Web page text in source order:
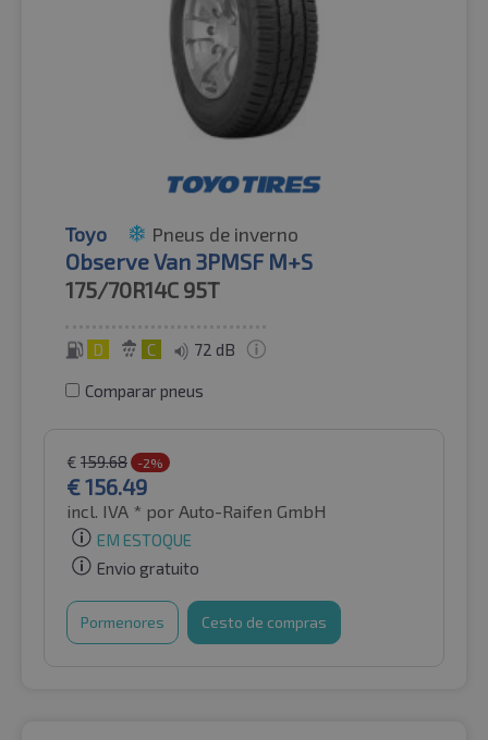
Toyo Pneus de inverno
Observe Van 3PMSF M+S
175/70R14C 95T
D C 72 dB
Comparar pneus
€ 159.68 -2%
€156.49
incl. IVA * por Auto-Raifen GmbH
EM ESTOQUE
Envio gratuito
Pormenores Cesto de compras